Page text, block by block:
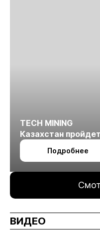
TECH MINING
Казахстан
октября в Алматы
Подробнее
ВИДЕО